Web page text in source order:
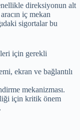
direksiyonun alt
iç mekan
sigortalar bu
için gerekli
ekran ve bağlantılı
mekanizması.
için kritik önem